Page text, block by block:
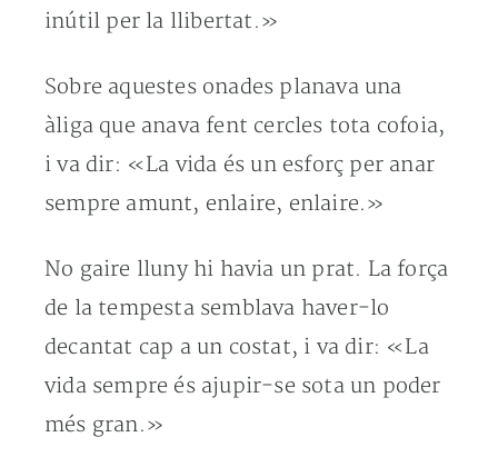
inútil per la llibertat.»
Sobre aquestes onades planava una
àliga que anava fent cercles tota cofoia,
i va dir: «La vida és un esforç per anar
sempre amunt, enlaire, enlaire.»
No gaire lluny hi havia un prat. La força
de la tempesta semblava haver-lo
decantat cap a un costat, i va dir: «La
vida sempre és ajupir-se sota un poder
més gran.»